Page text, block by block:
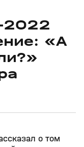
2022
«А
о том